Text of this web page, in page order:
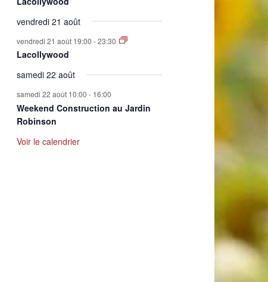
vendredi 21 août
vendredi 21 août 19:00 -23:30
Lacollywood
samedi 22 août
samedi 22 août 10:00 - 16:00
Weekend Construction au Jardin
Robinson
Voir le calendrier